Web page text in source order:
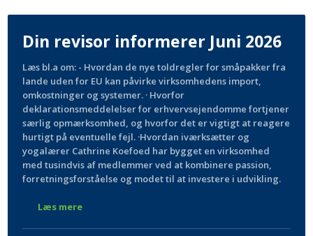
Din revisor informerer Juni 2026
Læs bl.a om: - Hvordan de nye toldregler for småpakker fra
lande uden for EU kan påvirke virksomhedens import,
omkostninger og systemer. · Hvorfor
deklarationsmeddelelser for erhvervsejendomme fortjener
særlig opmærksomhed, og hvorfor det er vigtigt at reagere
hurtigt på eventuelle fejl. ·Hvordan iværksætter og
yogalærer Cathrine Koefoed har bygget en virksomhed
med tusindvis af medlemmer ved at kombinere passion,
forretningsforståelse og modet til at investere i udvikling.
Læs mere